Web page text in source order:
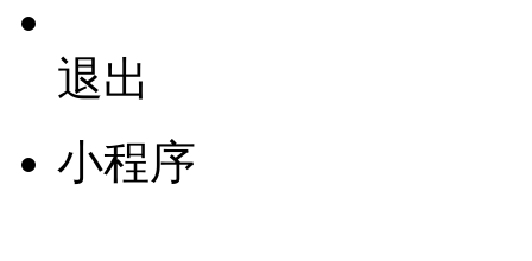
退出
小程序